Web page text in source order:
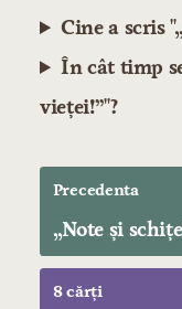
Cine a scris
În cât timp
vieţei!”"?
Precedenta
„Note şi
8 cărți